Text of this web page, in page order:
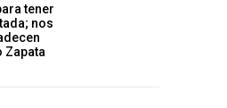
tener
nos
Zapata